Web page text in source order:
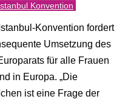
Konvention
Konvention fordert
Umsetzung des
für alle Frauen
in Europa. „Die
ist eine Frage der